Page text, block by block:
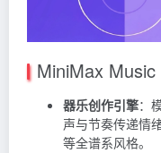
MiniMax
器乐创作引擎：
声与节奏传递情
等全谱系风格。